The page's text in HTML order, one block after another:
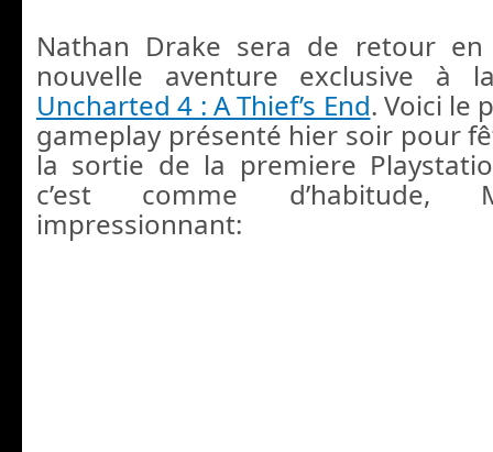
Nathan Drake sera de retour
nouvelle aventure exclusive à
Uncharted 4 : A Thief’s End. Voici le
gameplay présenté hier soir pour
la sortie de la premiere
c’est comme d’habitude,
impressionnant: